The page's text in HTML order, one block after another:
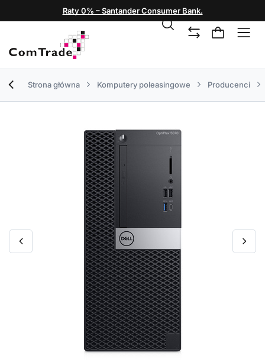
Raty 0% – Santander Consumer Bank.
Strona główna Komputery poleasingowe Producenci